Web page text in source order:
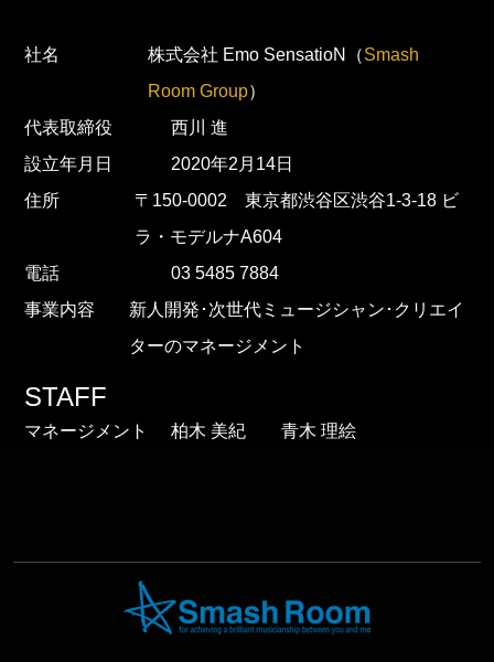
社名 株式会社 Emo SensatioN（Smash
Room Group）
代表取締役
西川 進
設立年月日
2020年2月14日
住所
〒150-0002 東京都渋谷区渋谷1-3-18 ビ
ラ・モデルナA604
電話
‭03 5485 7884‬
事業内容
新人開発･次世代ミュージシャン･クリエイ
ターのマネージメント
STAFF
マネージメント 柏木 美紀 青木 理絵